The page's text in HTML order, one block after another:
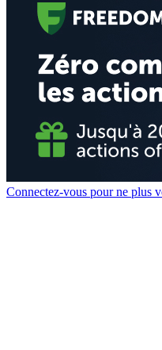
Connectez-vous pour ne plus